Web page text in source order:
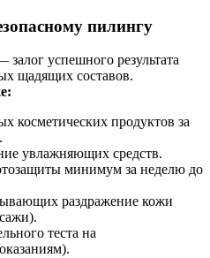
пилингу
успешного результата
щадящих составов.
косметических продуктов за
увлажняющих средств.
минимум за неделю до
раздражение кожи
теста на